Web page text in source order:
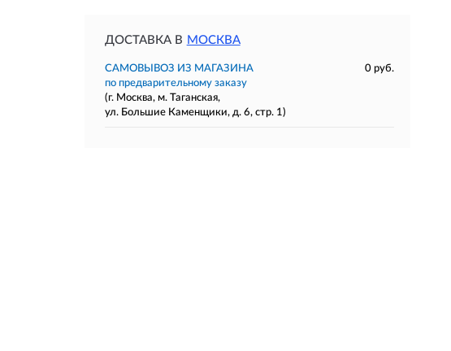
ДОСТАВКА В МОСКВА
САМОВЫВОЗ ИЗ МАГАЗИНА
0 руб.
по предварительному заказу
(г. Москва, м. Таганская,
ул. Большие Каменщики, д. 6, стр. 1)